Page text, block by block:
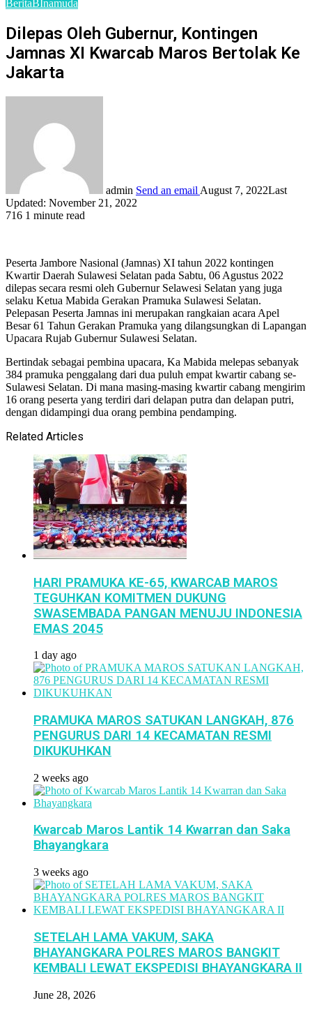
Berita BInamuda
Dilepas Oleh Gubernur, Kontingen
Jamnas XI Kwarcab Maros Bertolak Ke
Jakarta
admin Send an email August 7, 2022Last
Updated: November 21, 2022
716 1 minute read
Peserta Jambore Nasional (Jamnas) XI tahun 2022 kontingen
Kwartir Daerah Sulawesi Selatan pada Sabtu, 06 Agustus 2022
dilepas secara resmi oleh Gubernur Selawesi Selatan yang juga
selaku Ketua Mabida Gerakan Pramuka Sulawesi Selatan.
Pelepasan Peserta Jamnas ini merupakan rangkaian acara Apel
Besar 61 Tahun Gerakan Pramuka yang dilangsungkan di Lapangan
Upacara Rujab Gubernur Sulawesi Selatan.
Bertindak sebagai pembina upacara, Ka Mabida melepas sebanyak
384 pramuka penggalang dari dua puluh empat kwartir cabang se-
Sulawesi Selatan. Di mana masing-masing kwartir cabang mengirim
16 orang peserta yang terdiri dari delapan putra dan delapan putri,
dengan didampingi dua orang pembina pendamping.
Related Articles
HARI PRAMUKA KE-65, KWARCAB MAROS
TEGUHKAN KOMITMEN DUKUNG
SWASEMBADA PANGAN MENUJU INDONESIA
EMAS 2045
1 day ago
PRAMUKA MAROS SATUKAN LANGKAH, 876
PENGURUS DARI 14 KECAMATAN RESMI
DIKUKUHKAN
2 weeks ago
Kwarcab Maros Lantik 14 Kwarran dan Saka
Bhayangkara
3 weeks ago
SETELAH LAMA VAKUM, SAKA
BHAYANGKARA POLRES MAROS BANGKIT
KEMBALI LEWAT EKSPEDISI BHAYANGKARA II
June 28, 2026